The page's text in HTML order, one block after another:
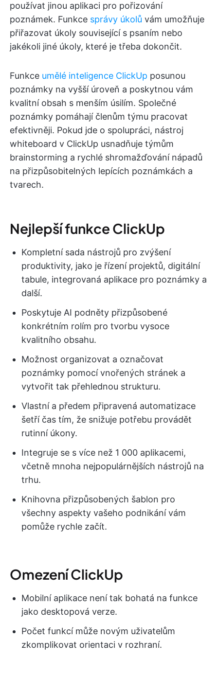
používat jinou aplikaci pro pořizování
poznámek. Funkce správy úkolů vám umožňuje
přiřazovat úkoly související s psaním nebo
jakékoli jiné úkoly, které je třeba dokončit.
Funkce umělé inteligence ClickUp posunou
poznámky na vyšší úroveň a poskytnou vám
kvalitní obsah s menším úsilím. Společné
poznámky pomáhají členům týmu pracovat
efektivněji. Pokud jde o spolupráci, nástroj
whiteboard v ClickUp usnadňuje týmům
brainstorming a rychlé shromažďování nápadů
na přizpůsobitelných lepících poznámkách a
tvarech.
Nejlepší funkce ClickUp
Kompletní sada nástrojů pro zvýšení
produktivity, jako je řízení projektů, digitální
tabule, integrovaná aplikace pro poznámky a
další.
Poskytuje AI podněty přizpůsobené
konkrétním rolím pro tvorbu vysoce
kvalitního obsahu.
Možnost organizovat a označovat
poznámky pomocí vnořených stránek a
vytvořit tak přehlednou strukturu.
Vlastní a předem připravená automatizace
šetří čas tím, že snižuje potřebu provádět
rutinní úkony.
Integruje se s více než 1 000 aplikacemi,
včetně mnoha nejpopulárnějších nástrojů na
trhu.
Knihovna přizpůsobených šablon pro
všechny aspekty vašeho podnikání vám
pomůže rychle začít.
Omezení ClickUp
Mobilní aplikace není tak bohatá na funkce
jako desktopová verze.
Počet funkcí může novým uživatelům
zkomplikovat orientaci v rozhraní.